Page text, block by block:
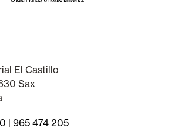
El Castillo
Sax
| 965 474 205